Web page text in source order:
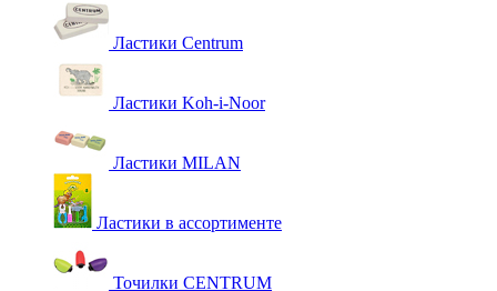
Ластики Centrum
Ластики Koh-i-Noor
Ластики MILAN
Ластики в ассортименте
Точилки CENTRUM